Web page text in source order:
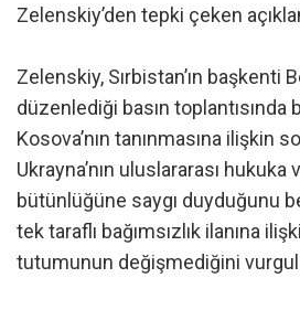
Zelenskiy’den tepki çeken
Zelenskiy, Sırbistan’ın başkenti
düzenlediği basın toplantısında
Kosova’nın tanınmasına ilişkin
Ukrayna’nın uluslararası hukuka
bütünlüğüne saygı duyduğunu
tek taraflı bağımsızlık ilanına
tutumunun değişmediğini